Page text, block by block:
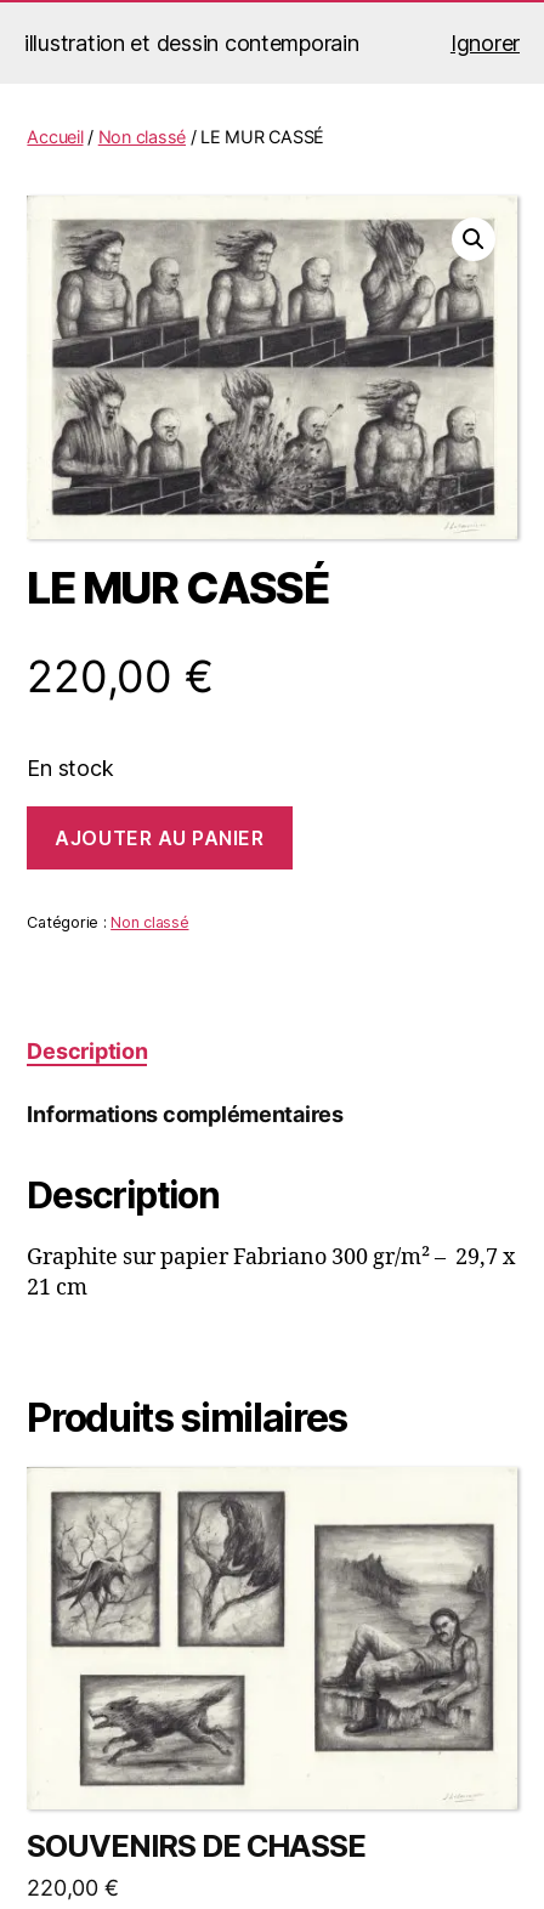
illustration et dessin contemporain Ignorer
Jérémy Le Corvaisier
Accueil/ Non classé / LE MUR CASSÉ
LE MUR CASSÉ
220,00 €
En stock
LE
CASSÉ
AJOUTER AU PANIER
Catégorie :Non classé
Description
Informations complémentaires
Description
Graphite sur papier Fabriano 300 gr/m² – 29,7 x
21 cm
Produits similaires
SOUVENIRS DE CHASSE
220,00 €